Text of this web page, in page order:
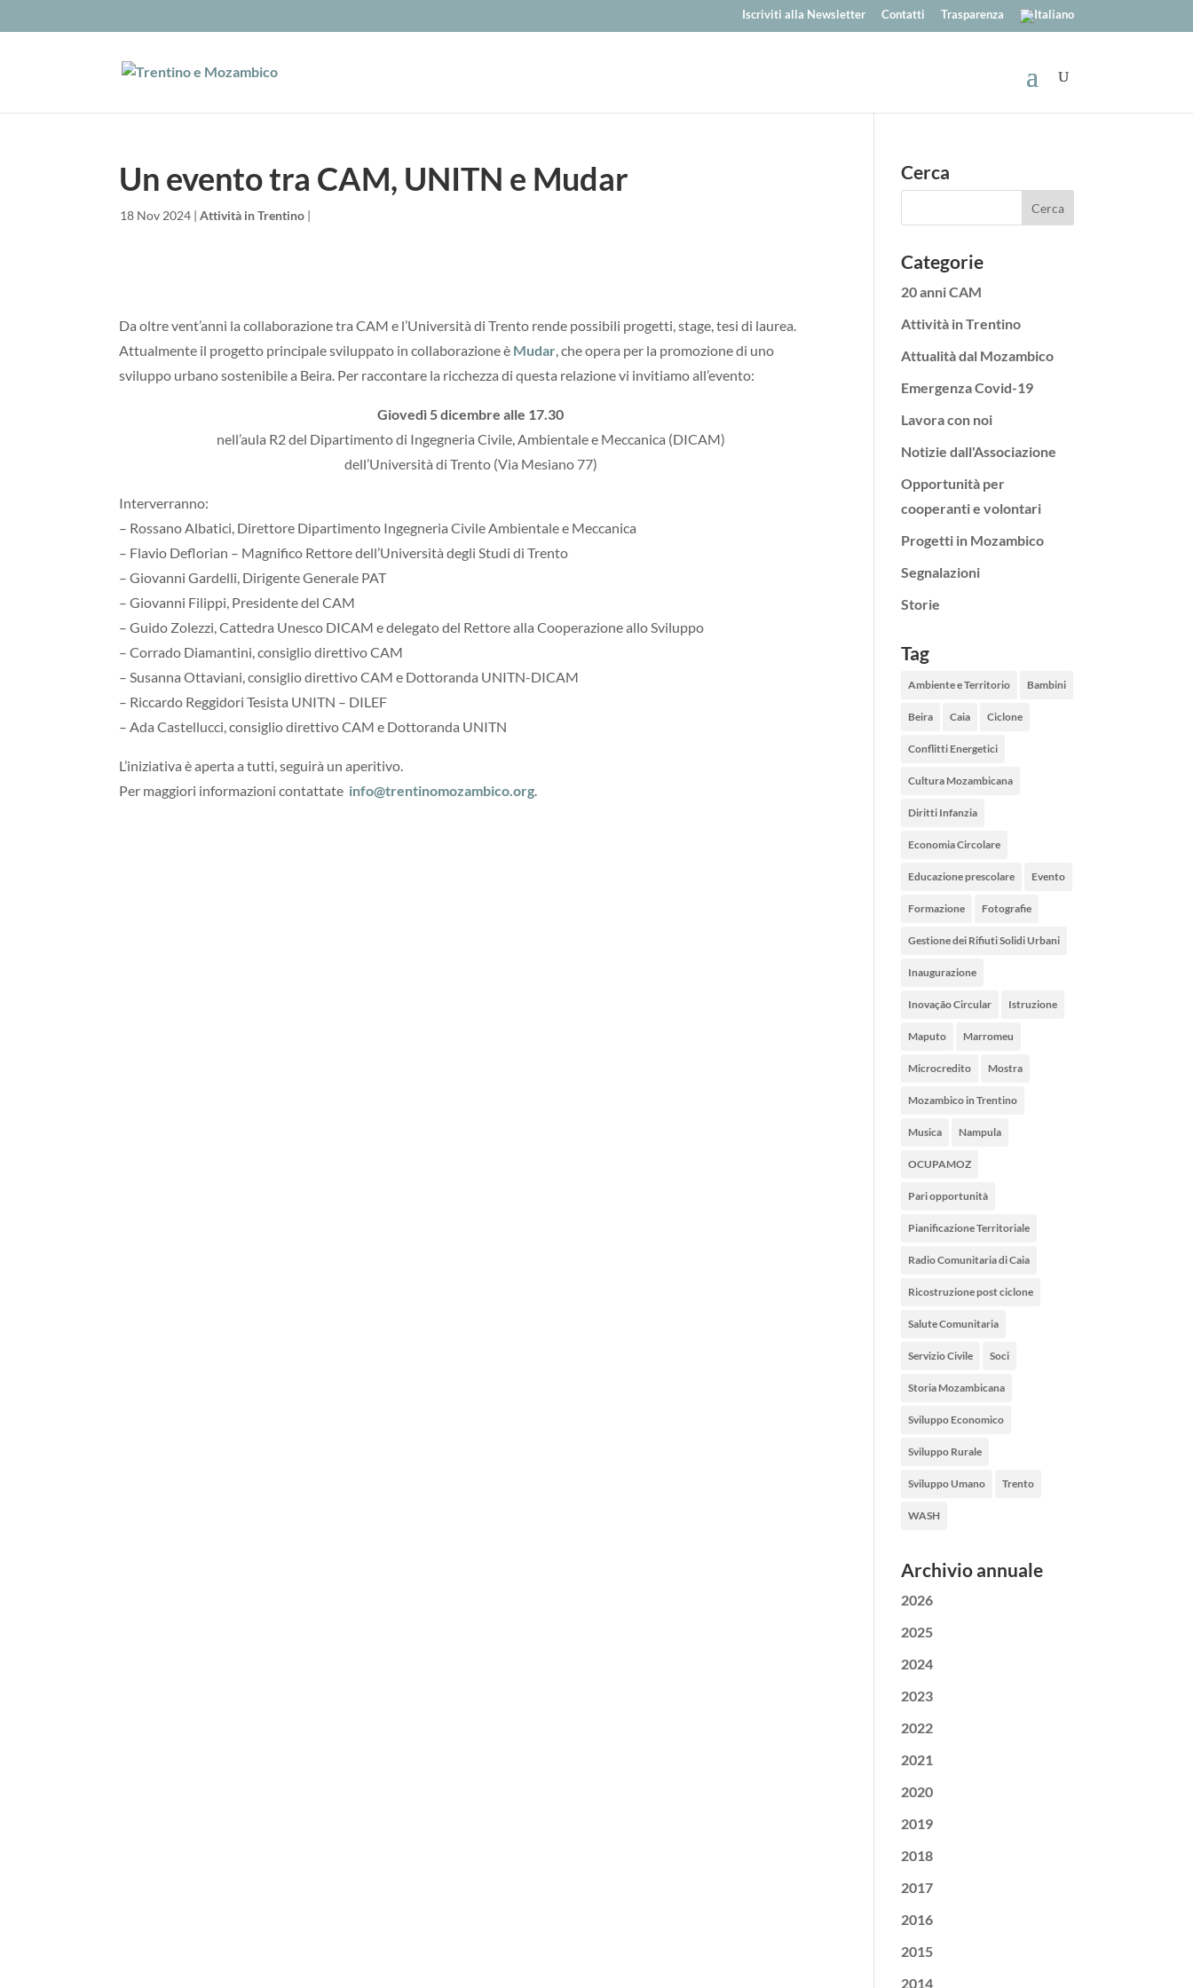
Iscriviti alla Newsletter Contatti Trasparenza
Un evento tra CAM, UNITN e Mudar
18 Nov 2024 |Attività in Trentino |
Da oltre vent’anni la collaborazione tra CAM e l’Università di Trento rende possibili progetti, stage, tesi di laurea.
Attualmente il progetto principale sviluppato in collaborazione è Mudar, che opera per la promozione di uno
sviluppo urbano sostenibile a Beira. Per raccontare la ricchezza di questa relazione vi invitiamo all’evento:
Giovedì 5 dicembre alle 17.30
nell’aula R2 del Dipartimento di Ingegneria Civile, Ambientale e Meccanica (DICAM)
dell’Università di Trento (Via Mesiano 77)
Interverranno:
– Rossano Albatici, Direttore Dipartimento Ingegneria Civile Ambientale e Meccanica
– Flavio Deflorian – Magnifico Rettore dell’Università degli Studi di Trento
– Giovanni Gardelli, Dirigente Generale PAT
–Giovanni Filippi, Presidente del CAM
– Guido Zolezzi, Cattedra Unesco DICAM e delegato del Rettore alla Cooperazione allo Sviluppo
– Corrado Diamantini, consiglio direttivo CAM
– Susanna Ottaviani, consiglio direttivo CAM e Dottoranda UNITN-DICAM
– Riccardo Reggidori Tesista UNITN – DILEF
– Ada Castellucci, consiglio direttivo CAM e Dottoranda UNITN
L’iniziativa è aperta a tutti, seguirà un aperitivo.
Per maggiori informazioni contattate info@trentinomozambico.org.
Cerca
Categorie
20 anni CAM
Attività in Trentino
Attualità dal Mozambico
Emergenza Covid-19
Lavora con noi
Notizie dall'Associazione
Opportunità per
cooperanti e volontari
Progetti in Mozambico
Segnalazioni
Storie
Tag
Ambiente e Territorio Bambini
Beira Caia Ciclone
Conflitti Energetici
Cultura Mozambicana
Diritti Infanzia
Economia Circolare
Educazione prescolare Evento
Formazione Fotografie
Gestione dei Rifiuti Solidi Urbani
Inaugurazione
Inovação Circular Istruzione
Maputo Marromeu
Microcredito Mostra
Mozambico in Trentino
Musica Nampula
OCUPAMOZ
Pari opportunità
Pianificazione Territoriale
Radio Comunitaria di Caia
Ricostruzione post ciclone
Salute Comunitaria
Servizio Civile Soci
Storia Mozambicana
Sviluppo Economico
Sviluppo Rurale
Sviluppo Umano Trento
WASH
Archivio annuale
2026
2025
2024
2023
2022
2021
2020
2019
2018
2017
2016
2015
2014